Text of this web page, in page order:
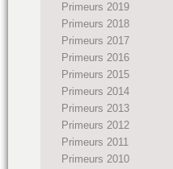
Primeurs 2019
Primeurs 2018
Primeurs 2017
Primeurs 2016
Primeurs 2015
Primeurs 2014
Primeurs 2013
Primeurs 2012
Primeurs 2011
Primeurs 2010